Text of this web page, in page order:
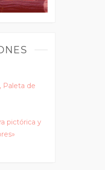
Paleta de
pictórica y